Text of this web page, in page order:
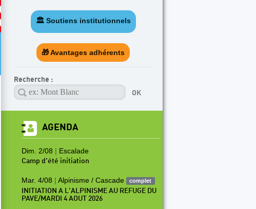
🏛️ Soutiens institutionnels
🎁 Avantages adhérents
Recherche :
AGENDA
Dim. 2/08 | Escalade
Camp d'été initiation
Mar. 4/08 | Alpinisme / Cascade complet
INITIATION A L'ALPINISME AU REFUGE DU
PAVE/MARDI 4 AOUT 2026